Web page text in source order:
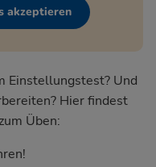
akzeptieren
Einstellungstest? Und
Hier findest
Üben: